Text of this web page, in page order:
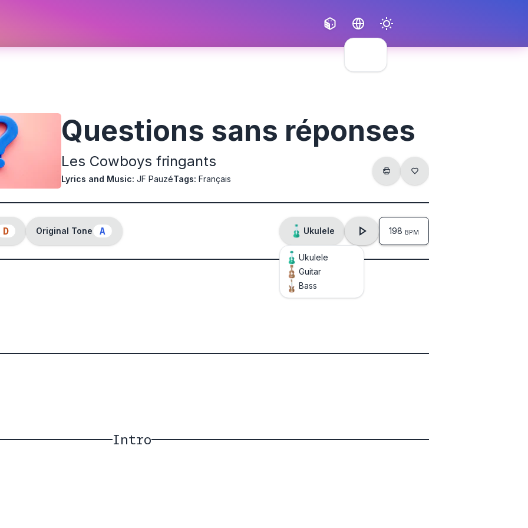
Questions sans réponses
Les Cowboys fringants
Lyrics and Music: JF PauzéTags: Français
D Original Tone A Ukulele
Ukulele
Guitar
Bass
198 BPM
Intro